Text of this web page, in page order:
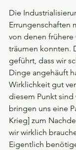
Die
Errungenschaften
von denen
träumen konnten.
geführt, dass wir
Dinge angehäuft
Wirklichkeit gut
diesem Punkt sind
bringen uns eine
Krieg] zum
wir wirklich
Eigentlich